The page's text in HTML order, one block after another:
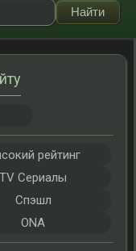
рейтинг
TV Сериалы
Спэшл
ONA